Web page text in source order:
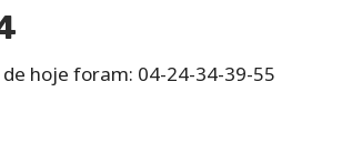
hoje foram: 04-24-34-39-55